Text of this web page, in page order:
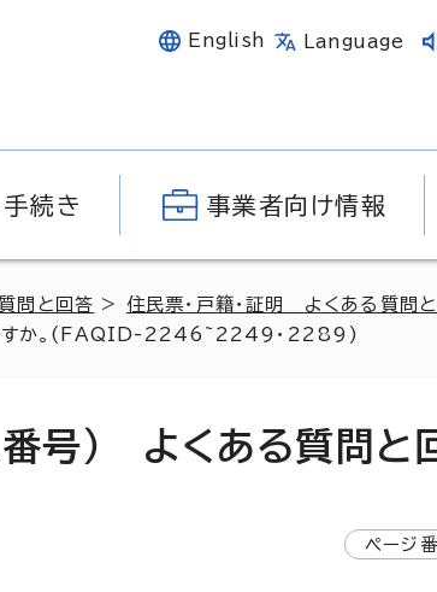
English Language
手続き 事業者向け情報
問と回答 > 住民票・戸籍・証明 よくある質問
ですか。(FAQID-2246~2249・2289)
番号） よくある質問と
ページ